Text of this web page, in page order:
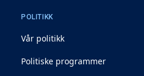
POLITIKK
Vår politikk
Politiske programmer